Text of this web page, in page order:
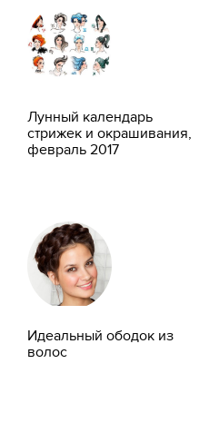
Лунный календарь
стрижек и окрашивания,
февраль 2017
Идеальный ободок из
волос